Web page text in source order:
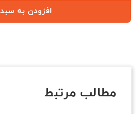
افزودن به سبد
مطالب مرتبط